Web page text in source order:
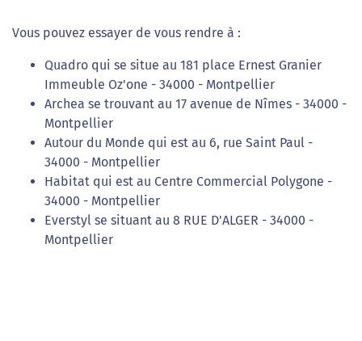
Vous pouvez essayer de vous rendre à :
Quadro qui se situe au 181 place Ernest Granier
Immeuble Oz'one - 34000 - Montpellier
Archea se trouvant au 17 avenue de Nîmes - 34000 -
Montpellier
Autour du Monde qui est au 6, rue Saint Paul -
34000 - Montpellier
Habitat qui est au Centre Commercial Polygone -
34000 - Montpellier
Everstyl se situant au 8 RUE D'ALGER - 34000 -
Montpellier